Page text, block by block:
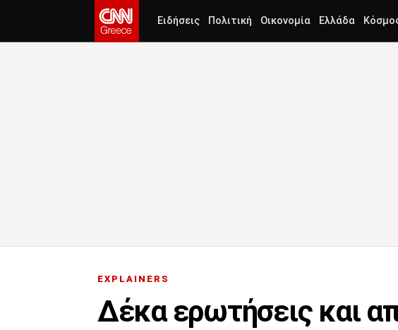
Ειδήσεις Πολιτική Οικονομία Ελλάδα
EXPLAINERS
Δέκα ερωτήσεις και